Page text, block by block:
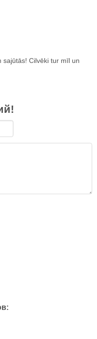
sajūtās! Cilvēki tur mīl un